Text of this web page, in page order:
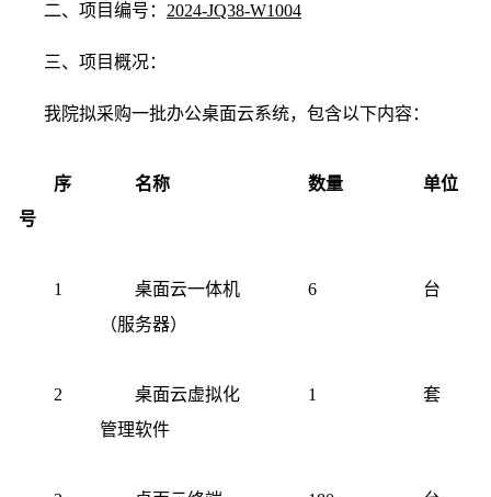
二、项目编号： 2024-JQ38-W1004
三、项目概况：
我院拟采购一批办公桌面云系统，包含以下内容：
序
号
名称 数量 单位
1
桌面云一体机
（服务器）
6 台
2
桌面云虚拟化
管理软件
1 套